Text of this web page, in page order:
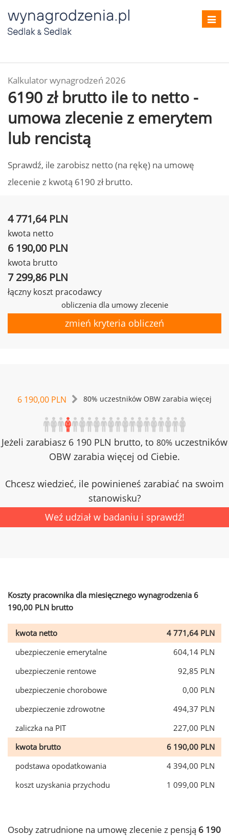
Kalkulator wynagrodzeń 2026
6190 zł brutto ile to netto -
umowa zlecenie z emerytem
lub rencistą
Sprawdź, ile zarobisz netto (na rękę) na umowę
zlecenie z kwotą 6190 zł brutto.
4 771,64 PLN
kwota netto
6 190,00 PLN
kwota brutto
7 299,86 PLN
łączny koszt pracodawcy
obliczenia dla umowy zlecenie
zmień kryteria obliczeń
6 190,00 PLN 80% uczestników OBW zarabia więcej
Jeżeli zarabiasz 6 190 PLN brutto, to 80% uczestników
OBW zarabia więcej od Ciebie.
Chcesz wiedzieć, ile powinieneś zarabiać na swoim
stanowisku?
Weź udział w badaniu i sprawdź!
Koszty pracownika dla miesięcznego wynagrodzenia 6
190,00 PLN brutto
kwota netto
4 771,64 PLN
ubezpieczenie emerytalne
604,14 PLN
ubezpieczenie rentowe
92,85 PLN
ubezpieczenie chorobowe
0,00 PLN
ubezpieczenie zdrowotne
494,37 PLN
zaliczka na PIT
227,00 PLN
kwota brutto
6 190,00 PLN
podstawa opodatkowania
4 394,00 PLN
koszt uzyskania przychodu
1 099,00 PLN
Osoby zatrudnione na umowę zlecenie z pensją 6 190